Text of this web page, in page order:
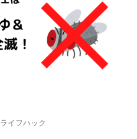
ライフハック